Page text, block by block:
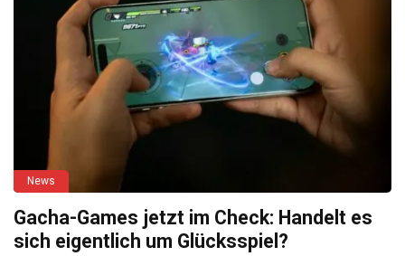
News
Gacha-Games jetzt im Check: Handelt es
sich eigentlich um Glücksspiel?